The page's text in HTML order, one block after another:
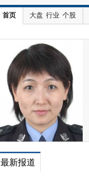
首页 大盘 行业 个股
最新报道